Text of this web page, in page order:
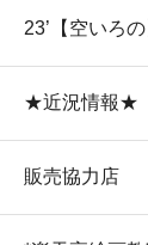
23’【空いろの
★近況情報★
販売協力店